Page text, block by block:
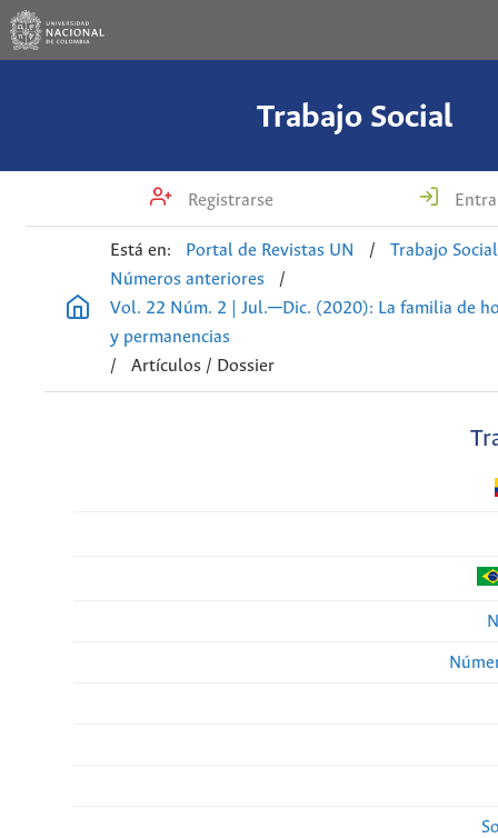
Trabajo Social
Registrarse
Está en: Portal de Revistas UN /
Trabajo Social
Números anteriores
/
Vol. 22 Núm. 2 | Jul.─Dic. (2020): La familia de
y permanencias
/
Artículos / Dossier